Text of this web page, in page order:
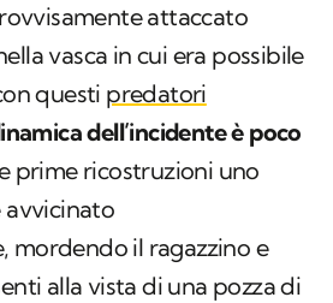
attaccato
vasca in cui era possibile
questi predatori
dell’incidente è poco
prime ricostruzioni uno
avvicinato
mordendo il ragazzino e
alla vista di una pozza di